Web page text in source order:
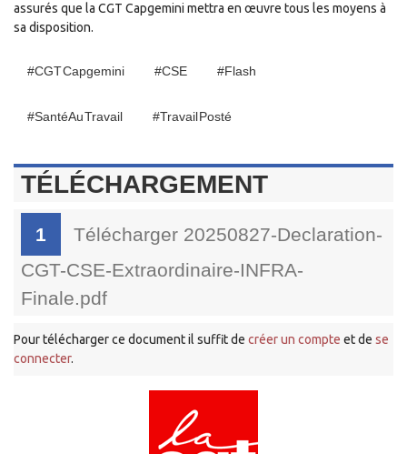
assurés que la CGT Capgemini mettra en œuvre tous les moyens à
sa disposition.
#CGT Capgemini #CSE #Flash
#Santé Au Travail #Travail Posté
TÉLÉCHARGEMENT
1
Télécharger 20250827-Declaration-
CGT-CSE-Extraordinaire-INFRA-
Finale.pdf
Pour télécharger ce document il suffit de créer un compte et de se
connecter.